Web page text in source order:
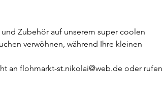
Zubehör auf unserem super coolen
verwöhnen, während Ihre kleinen
an flohmarkt-st.nikolai@web.de oder rufen